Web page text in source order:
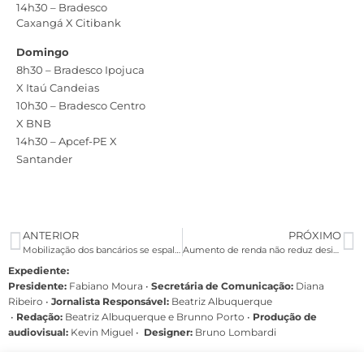
14h30 – Bradesco
Caxangá X Citibank
Domingo
8h30 – Bradesco Ipojuca
X Itaú Candeias
10h30 – Bradesco Centro
X BNB
14h30 – Apcef-PE X
Santander
ANTERIOR
Mobilização dos bancários se espalha por todo o interior
PRÓXIMO
Aumento de renda não reduz desigualdades de gênero, diz relatório do Bird
Expediente:
Presidente: Fabiano Moura • Secretária de Comunicação: Diana
Ribeiro • Jornalista Responsável: Beatriz Albuquerque
• Redação: Beatriz Albuquerque e Brunno Porto • Produção de
audiovisual: Kevin Miguel • Designer: Bruno Lombardi